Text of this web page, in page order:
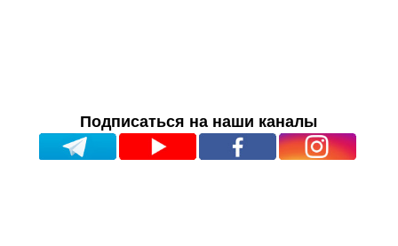
Подписаться на наши каналы